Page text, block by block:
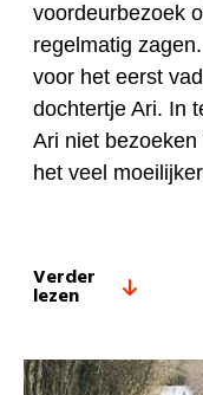
voordeurbezoek
regelmatig
voor het eerst
dochtertje Ari. In
Ari niet
het veel
Verder
lezen